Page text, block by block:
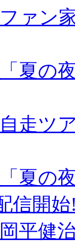
ファン
「夏の
自走ツ
「夏の
信開
岡平健